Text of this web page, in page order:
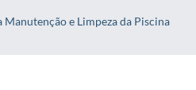
e Limpeza da Piscina